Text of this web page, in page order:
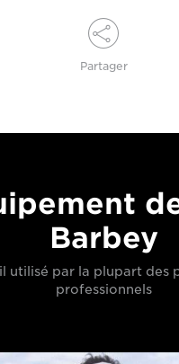
Partager
Barbey
utilisé par la plupart des
professionnels